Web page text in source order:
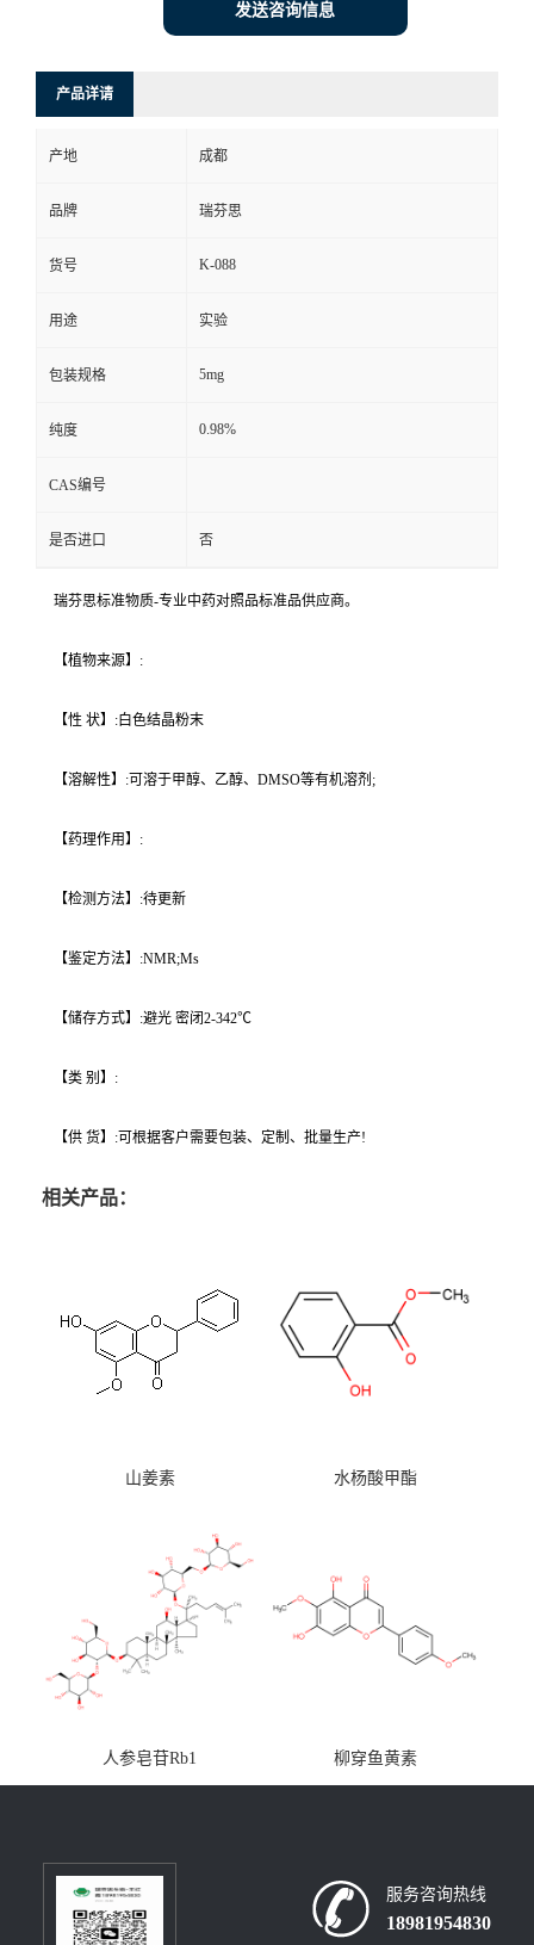
方
式
发送咨询信息
产品详请
产地 成都
品牌 瑞芬思
货号 K-088
用途 实验
包装规格 5mg
纯度 0.98%
CAS编号
是否进口 否
瑞芬思标准物质-专业中药对照品标准品供应商。
【植物来源】:
【性 状】:白色结晶粉末
【溶解性】:可溶于甲醇、乙醇、DMSO等有机溶剂;
【药理作用】:
【检测方法】:待更新
【鉴定方法】:NMR;Ms
【储存方式】:避光 密闭2-342℃
【类 别】:
【供 货】:可根据客户需要包装、定制、批量生产!
相关产品：
山姜素 水杨酸甲酯
人参皂苷Rb1 柳穿鱼黄素
服务咨询热线
18981954830